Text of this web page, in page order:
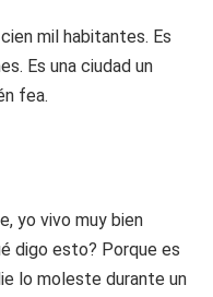
mil habitantes. Es
Es una ciudad un
fea.
yo vivo muy bien
digo esto? Porque es
lo moleste durante un